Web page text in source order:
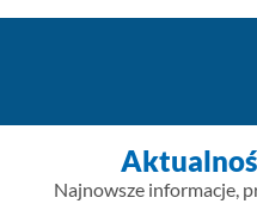
Najnowsze informacje,